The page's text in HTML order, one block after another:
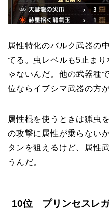
属性特化のバルク武器の
てる。虫レベルも5止ま
ゃないんだ。他の武器種
位ならイブシマ武器の方
属性棍を使うときは猟虫
の攻撃に属性が乗らない
タンを狙えるけど、属性
うんだ。
10位 プリンセスレ